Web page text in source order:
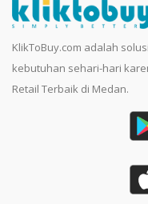
KlikToBuy.com adalah
kebutuhan sehari-hari
Retail Terbaik di Medan.